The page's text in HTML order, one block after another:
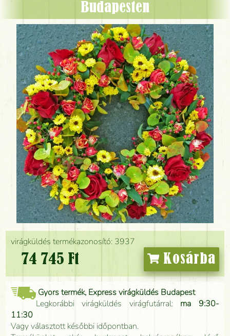
Budapesten
virágküldés termékazonosító: 3937
74 745 Ft Kosárba
Gyors termék, Express virágküldés Budapest
Legkorábbi virágküldés virágfutárral: ma 9:30-
11:30
Vagy választott későbbi időpontban.